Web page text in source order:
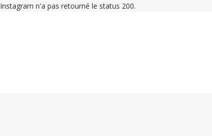
Instagram n'a pas retourné le status 200.